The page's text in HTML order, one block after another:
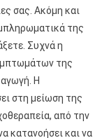
σας. Ακόμη και
της
Συχνά η
της
Η
στη μείωση της
από την
κατανοήσει και να